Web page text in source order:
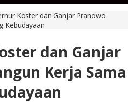
Koster dan Ganjar Pranowo
Kebudayaan
dan Ganjar
Kerja Sama